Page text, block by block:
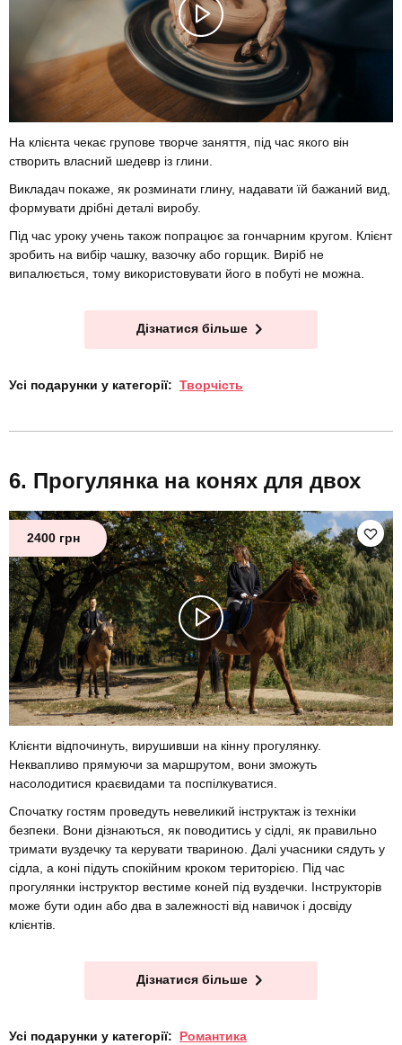
На клієнта чекає групове творче заняття, під час якого він
створить власний шедевр із глини.
Викладач покаже, як розминати глину, надавати їй бажаний вид,
формувати дрібні деталі виробу.
Під час уроку учень також попрацює за гончарним кругом. Клієнт
зробить на вибір чашку, вазочку або горщик. Виріб не
випалюється, тому використовувати його в побуті не можна.
Дізнатися більше
Усі подарунки у категорії: Творчість
Прогулянка на конях для двох
2400 грн
Клієнти відпочинуть, вирушивши на кінну прогулянку.
Неквапливо прямуючи за маршрутом, вони зможуть
насолодитися краєвидами та поспілкуватися.
Спочатку гостям проведуть невеликий інструктаж із техніки
безпеки. Вони дізнаються, як поводитись у сідлі, як правильно
тримати вуздечку та керувати твариною. Далі учасники сядуть у
сідла, а коні підуть спокійним кроком територією. Під час
прогулянки інструктор вестиме коней під вуздечки. Інструкторів
може бути один або два в залежності від навичок і досвіду
клієнтів.
Дізнатися більше
Усі подарунки у категорії: Романтика